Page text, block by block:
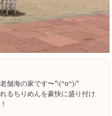
舗海の家です〜*\(^o^)/*
るちりめんを豪快に盛り付け